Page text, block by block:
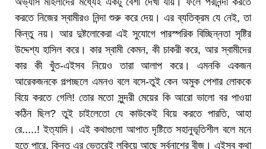
করতে নিজের স্বামীরও নিন্দা শুরু করে দেয়। এর ব্যতিক্রম যে নেই, তা
কিন্তু নয়। আর দুষ্টলোকেরা এই সুযোগে পারস্পরিক বিচ্ছিন্নতা সৃষ্টির
উদ্দেশ্য হাসিল করে। কার স্বামী কেমন, কী চাকরী করে, আর স্বামীদের
কার কী খুঁত-এইসব নিয়েও তারা আলাপ করে। এমনকি একজন
আরেকজনকে গল্পচ্ছলে এমনও বলে বসে-তুই কেন অমুক পেশার লোককে
বিয়ে করতে গেলি! তোর মতো সুন্দরী মেয়ের কি আরো ভালো বর পাওয়া
কঠিন ছিল? তুই চাইলেতো যে কাউকেই বিয়ে করতে পারতি, আহা
রে.....! ইত্যাদি। এই কথাগুলো আপাত দৃষ্টিতে সহানুভূতিশীল বলে মনে
হতে পারে, কিন্তু এর ভেতরেই লুকিয়ে আছে সর্বনাশের বীজ। এইসব কথা